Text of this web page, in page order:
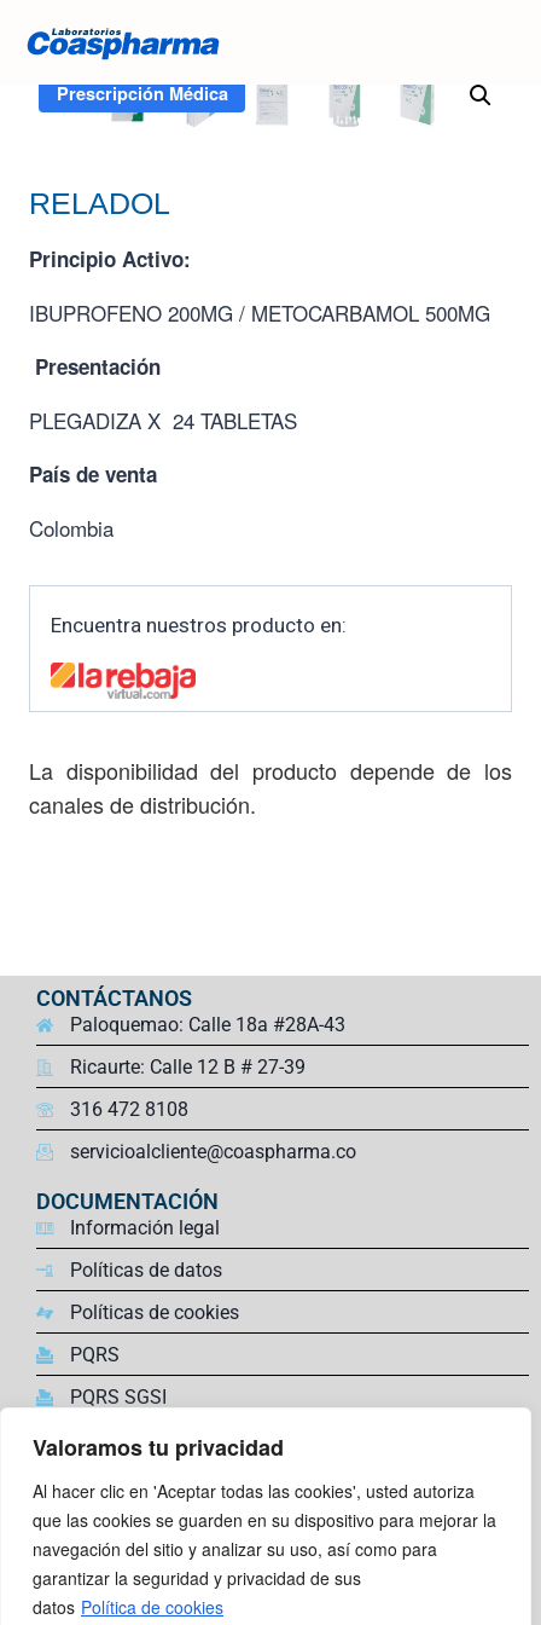
Valoramos tu privacidad
Al hacer clic en 'Aceptar todas las cookies', usted autoriza
que las cookies se guarden en su dispositivo para mejorar la
navegación del sitio y analizar su uso, así como para
garantizar la seguridad y privacidad de sus
datos Política de cookies
Inicio/Tienda /RELADOL
Prescripción Médica
RELADOL
Principio Activo:
IBUPROFENO 200MG / METOCARBAMOL 500MG
Presentación
PLEGADIZA X 24 TABLETAS
País de venta
Colombia
Encuentra nuestros producto en:
La disponibilidad del producto depende de los
canales de distribución.
CONTÁCTANOS
Paloquemao: Calle 18a #28A-43
Ricaurte: Calle 12 B # 27-39
316 472 8108
servicioalcliente@coaspharma.co
DOCUMENTACIÓN
Información legal
Políticas de datos
Políticas de cookies
PQRS
PQRS SGSI
ENLACES DE INTERÉS
Trabaja con nosotros
Comunidad Super Coas
Canal de reporte en linea